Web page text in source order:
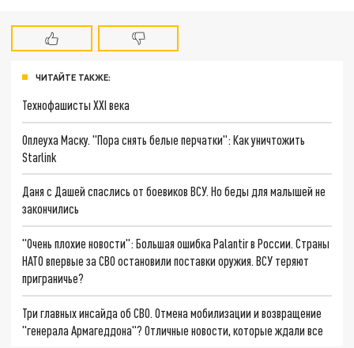
ЧИТАЙТЕ ТАКЖЕ:
Технофашисты XXI века
Оплеуха Маску. "Пора снять белые перчатки": Как уничтожить
Starlink
Даня с Дашей спаслись от боевиков ВСУ. Но беды для малышей не
закончились
"Очень плохие новости": Большая ошибка Palantir в России. Страны
НАТО впервые за СВО остановили поставки оружия. ВСУ теряют
приграничье?
Три главных инсайда об СВО. Отмена мобилизации и возвращение
"генерала Армагеддона"? Отличные новости, которые ждали все